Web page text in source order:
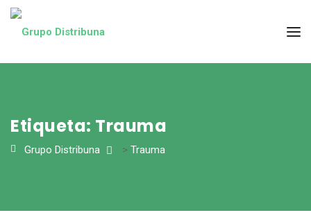
Etiqueta: Trauma
Grupo Distribuna > Trauma